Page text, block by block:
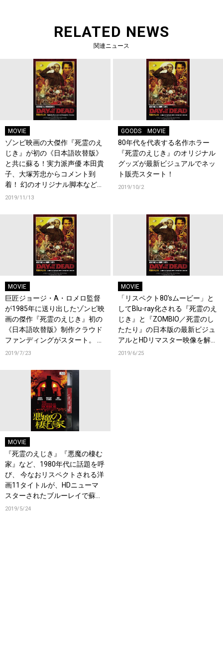
RELATED NEWS
関連ニュース
MOVIE
ゾンビ映画の大傑作『死霊のえ
じき』が初の《日本語吹替版》
と共に蘇る！実力派声優 本田貴
子、大塚芳忠からコメント到
着！ 幻のオリジナル脚本など豪
華特典も明らかに！
2019/11/13
GOODS MOVIE
80年代を代表する名作ホラー
『死霊のえじき』のオリジナル
グッズが最新ビジュアルでネッ
ト販売スタート！
2019/10/2
MOVIE
巨匠ジョージ・A・ロメロ監督
が1985年に送り出したゾンビ映
画の傑作『死霊のえじき』初の
《日本語吹替版》制作クラウド
ファンディングがスタート。 本
田貴子、大塚芳忠、川本克彦ら
2019/7/23
MOVIE
「リスペクト80’sムービー」と
してBlu-ray化される『死霊のえ
じき』と『ZOMBIO／死霊のし
たたり』の日本版の最新ビジュ
アルとHDリマスター映像を解
禁！7月開催「カリコレ
2019/6/25
MOVIE
『死霊のえじき』『悪魔の棲む
家』など、1980年代に話題を呼
び、 今なおリスペクトされる洋
画11タイトルが、HDニューマ
スターされたブルーレイで蘇
る！
2019/5/24